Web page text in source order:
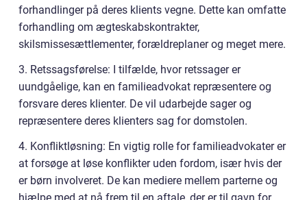
forhandlinger på deres klients vegne. Dette kan omfatte
forhandling om ægteskabskontrakter,
skilsmissesættlementer, forældreplaner og meget mere.
3. Retssagsførelse: I tilfælde, hvor retssager er
uundgåelige, kan en familieadvokat repræsentere og
forsvare deres klienter. De vil udarbejde sager og
repræsentere deres klienters sag for domstolen.
4. Konfliktløsning: En vigtig rolle for familieadvokater er
at forsøge at løse konflikter uden fordom, især hvis der
er børn involveret. De kan mediere mellem parterne og